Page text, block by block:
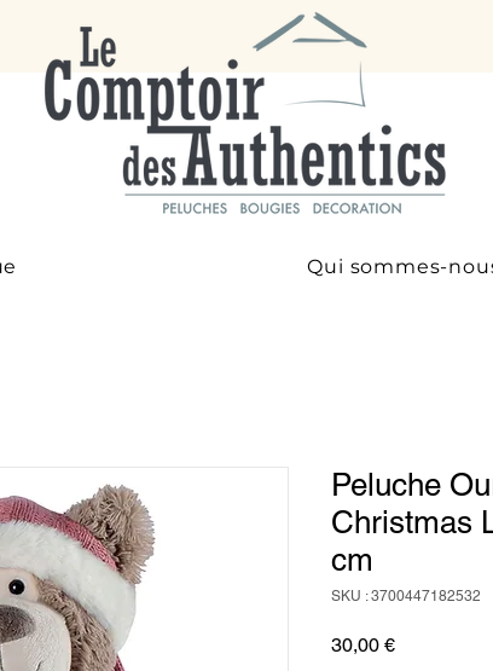
Qui sommes-
Peluche
Christmas
cm
SKU : 3700447182532
30,00 €Prix